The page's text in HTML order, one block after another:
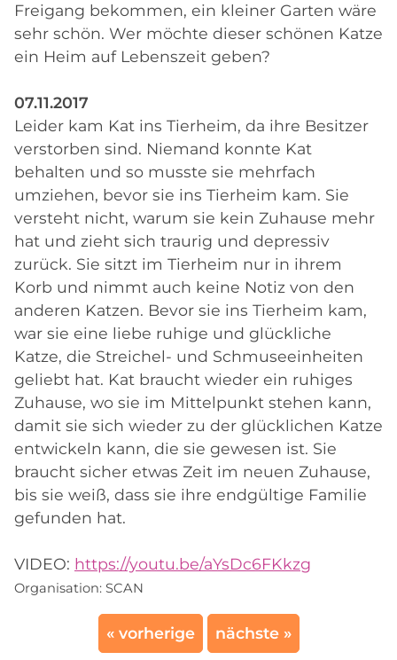
Freigang bekommen, ein kleiner Garten wäre
sehr schön. Wer möchte dieser schönen Katze
ein Heim auf Lebenszeit geben?
07.11.2017
Leider kam Kat ins Tierheim, da ihre Besitzer
verstorben sind. Niemand konnte Kat
behalten und so musste sie mehrfach
umziehen, bevor sie ins Tierheim kam. Sie
versteht nicht, warum sie kein Zuhause mehr
hat und zieht sich traurig und depressiv
zurück. Sie sitzt im Tierheim nur in ihrem
Korb und nimmt auch keine Notiz von den
anderen Katzen. Bevor sie ins Tierheim kam,
war sie eine liebe ruhige und glückliche
Katze, die Streichel- und Schmuseeinheiten
geliebt hat. Kat braucht wieder ein ruhiges
Zuhause, wo sie im Mittelpunkt stehen kann,
damit sie sich wieder zu der glücklichen Katze
entwickeln kann, die sie gewesen ist. Sie
braucht sicher etwas Zeit im neuen Zuhause,
bis sie weiß, dass sie ihre endgültige Familie
gefunden hat.
VIDEO: https://youtu.be/aYsDc6FKkzg
Organisation: SCAN
« vorherige nächste »